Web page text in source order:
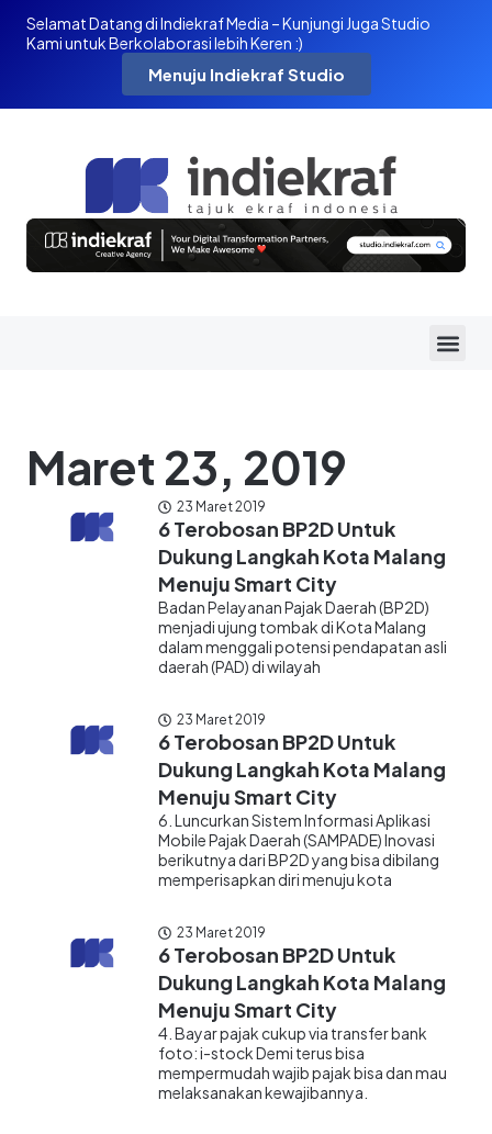
Selamat Datang di Indiekraf Media – Kunjungi Juga Studio
Kami untuk Berkolaborasi lebih Keren :)
Menuju Indiekraf Studio
Maret 23, 2019
23 Maret 2019
6 Terobosan BP2D Untuk
Dukung Langkah Kota Malang
Menuju Smart City
Badan Pelayanan Pajak Daerah (BP2D)
menjadi ujung tombak di Kota Malang
dalam menggali potensi pendapatan asli
daerah (PAD) di wilayah
23 Maret 2019
6 Terobosan BP2D Untuk
Dukung Langkah Kota Malang
Menuju Smart City
6. Luncurkan Sistem Informasi Aplikasi
Mobile Pajak Daerah (SAMPADE) Inovasi
berikutnya dari BP2D yang bisa dibilang
memperisapkan diri menuju kota
23 Maret 2019
6 Terobosan BP2D Untuk
Dukung Langkah Kota Malang
Menuju Smart City
4. Bayar pajak cukup via transfer bank
foto: i-stock Demi terus bisa
mempermudah wajib pajak bisa dan mau
melaksanakan kewajibannya.